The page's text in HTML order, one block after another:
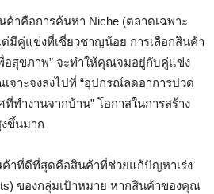
ค้าคือการค้นหา Niche (ตลาดเฉพาะ
มีคู่แข่งที่เชี่ยวชาญน้อย การเลือกสินค้า
พื่อสุขภาพ” จะทำให้คุณจมอยู่กับคู่แข่ง
จาะจงลงไปที่ “อุปกรณ์ลดอาการปวด
ทำงานจากบ้าน” โอกาสในการสร้าง
ขึ้นมาก
ค้าที่ดีที่สุดคือสินค้าที่ช่วยแก้ปัญหาเร่ง
ของกลุ่มเป้าหมาย หากสินค้าของคุณ